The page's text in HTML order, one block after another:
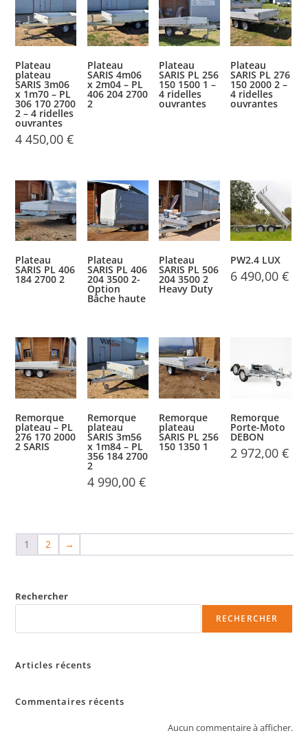
Plateau
plateau
SARIS 3m06
x 1m70 – PL
306 170 2700
2 – 4 ridelles
ouvrantes
4 450,00€
Plateau
SARIS 4m06
x 2m04 – PL
406 204 2700
2
Plateau
SARIS PL 256
150 1500 1 –
4 ridelles
ouvrantes
Plateau
SARIS PL 276
150 2000 2 –
4 ridelles
ouvrantes
Plateau
SARIS PL 406
184 2700 2
Plateau
SARIS PL 406
204 3500 2-
Option
Bâche haute
Plateau
SARIS PL 506
204 3500 2
Heavy Duty
PW2.4 LUX
6 490,00€
Remorque
plateau – PL
276 170 2000
2 SARIS
Remorque
plateau
SARIS 3m56
x 1m84 – PL
356 184 2700
2
4 990,00 €
Remorque
plateau
SARIS PL 256
150 1350 1
Remorque
Porte-Moto
DEBON
2 972,00€
1 2 →
Rechercher
RECHERCHER
Articles récents
Commentaires récents
Aucun commentaire à afficher.